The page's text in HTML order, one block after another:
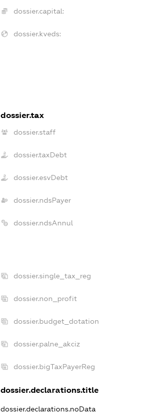
dossier.capital:
dossier.kveds:
dossier.tax
dossier.staff
dossier.taxDebt
dossier.esvDebt
dossier.ndsPayer
dossier.ndsAnnul
dossier.single_tax_reg
dossier.non_profit
dossier.budget_dotation
dossier.palne_akciz
dossier.bigTaxPayerReg
dossier.declarations.title
dossier.declarations.noData